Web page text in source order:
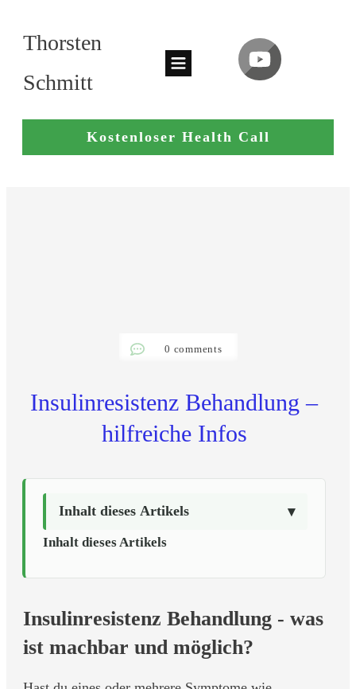
Thorsten
Schmitt
Kostenloser Health Call
0 comments
Insulinresistenz Behandlung –
hilfreiche Infos
Inhalt dieses Artikels
Inhalt dieses Artikels
Insulinresistenz Behandlung - was
ist machbar und möglich?